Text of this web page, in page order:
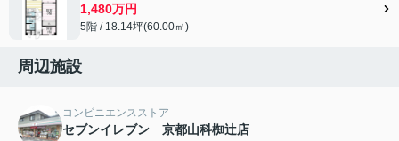
1,480万円
5階 / 18.14坪(60.00㎡)
周辺施設
コンビニエンスストア
セブンイレブン 京都山科椥辻店